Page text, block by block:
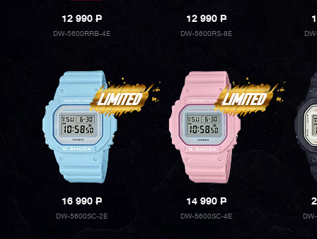
12 990P
DW-5600RRB-4E
12 990P
DW-5600RS-8E
16 990P
DW-5600SC-2E
14 990P
DW-5600SC-4E